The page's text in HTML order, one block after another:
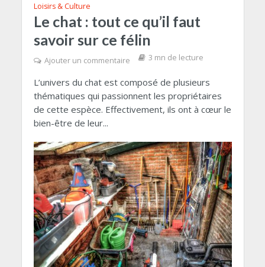
Loisirs & Culture
Le chat : tout ce qu’il faut
savoir sur ce félin
Ajouter un commentaire 3 mn de lecture
L’univers du chat est composé de plusieurs
thématiques qui passionnent les propriétaires
de cette espèce. Effectivement, ils ont à cœur le
bien-être de leur...